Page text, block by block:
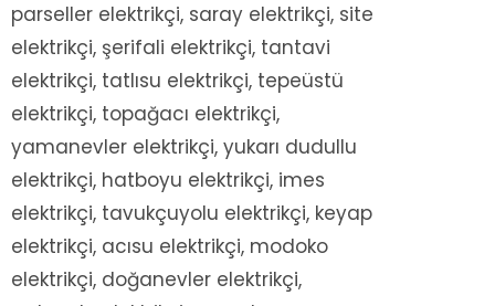
parseller elektrikçi, saray elektrikçi, site
elektrikçi, şerifali elektrikçi, tantavi
elektrikçi, tatlısu elektrikçi, tepeüstü
elektrikçi, topağacı elektrikçi,
yamanevler elektrikçi, yukarı dudullu
elektrikçi, hatboyu elektrikçi, imes
elektrikçi, tavukçuyolu elektrikçi, keyap
elektrikçi, acısu elektrikçi, modoko
elektrikçi, doğanevler elektrikçi,